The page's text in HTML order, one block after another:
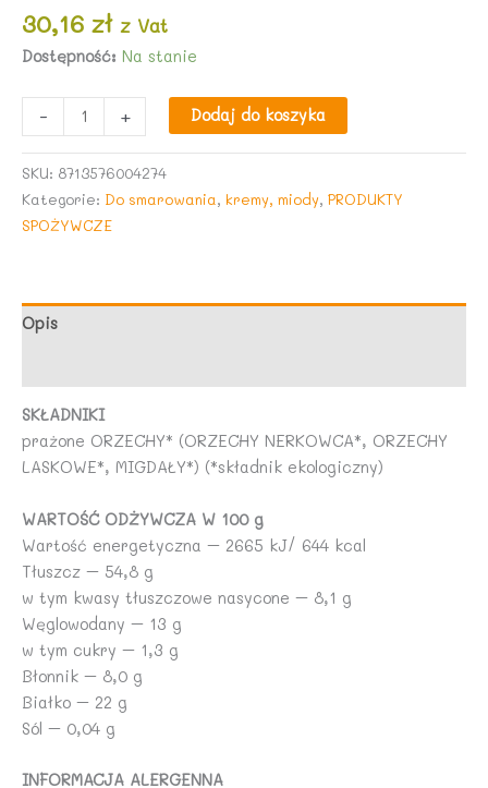
30,16 zł z Vat
Dostępność: Na stanie
-
KREM
ORZECHOWY
g
+ Dodaj do koszyka
SKU: 8713576004274
Kategorie: Do smarowania, kremy, miody, PRODUKTY
SPOŻYWCZE
Opis
SKŁADNIKI
prażone ORZECHY* (ORZECHY NERKOWCA*, ORZECHY
LASKOWE*, MIGDAŁY*) (*składnik ekologiczny)
WARTOŚĆ ODŻYWCZA W 100 g
Wartość energetyczna – 2665 kJ/ 644 kcal
Tłuszcz – 54,8 g
w tym kwasy tłuszczowe nasycone – 8,1 g
Węglowodany – 13 g
w tym cukry – 1,3 g
Błonnik – 8,0 g
Białko – 22 g
Sól – 0,04 g
INFORMACJA ALERGENNA